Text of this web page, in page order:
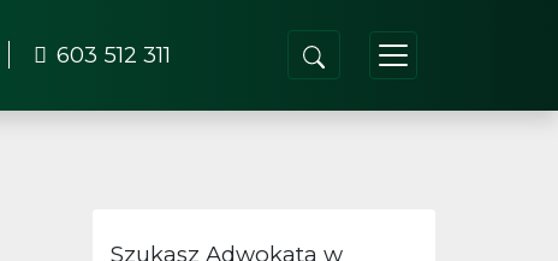
603 512 311
Szukasz Adwokata w